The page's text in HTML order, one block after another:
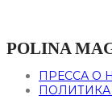
POLINA
ПРЕССА О